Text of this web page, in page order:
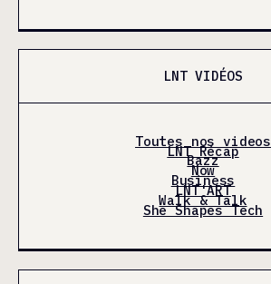
LNT VIDÉOS
Toutes nos videos
LNT Récap
Bazz
Now
Business
LNT'ART
Walk & Talk
She Shapes Tech